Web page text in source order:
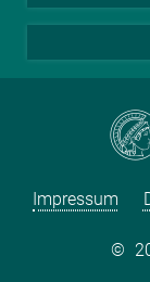
Bewerbende
Schüler*innen
Instagram
LinkedIn
Facebook
Impressum
©